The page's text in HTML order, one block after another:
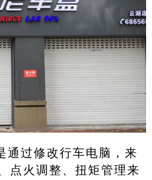
通过修改行车电脑，来
点火调整、扭矩管理来